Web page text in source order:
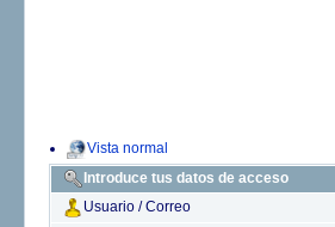
Vista normal
Introduce tus datos de acceso
Usuario / Correo